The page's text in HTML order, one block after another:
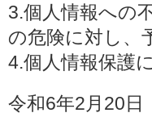
3.個人情報への
の危険に対し、
4.個人情報保護
令和6年2月20日